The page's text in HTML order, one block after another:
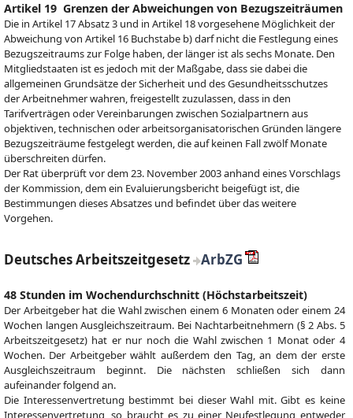
Artikel 19 Grenzen der Abweichungen von Bezugszeiträumen
Die in Artikel 17 Absatz 3 und in Artikel 18 vorgesehene Möglichkeit der
Abweichung von Artikel 16 Buchstabe b) darf nicht die Festlegung eines
Bezugszeitraums zur Folge haben, der länger ist als sechs Monate. Den
Mitgliedstaaten ist es jedoch mit der Maßgabe, dass sie dabei die
allgemeinen Grundsätze der Sicherheit und des Gesundheitsschutzes
der Arbeitnehmer wahren, freigestellt zuzulassen, dass in den
Tarifverträgen oder Vereinbarungen zwischen Sozialpartnern aus
objektiven, technischen oder arbeitsorganisatorischen Gründen längere
Bezugszeiträume festgelegt werden, die auf keinen Fall zwölf Monate
überschreiten dürfen.
Der Rat überprüft vor dem 23. November 2003 anhand eines Vorschlags
der Kommission, dem ein Evaluierungsbericht beigefügt ist, die
Bestimmungen dieses Absatzes und befindet über das weitere
Vorgehen.
Deutsches Arbeitszeitgesetz ArbZG
48 Stunden im Wochendurchschnitt (Höchstarbeitszeit)
Der Arbeitgeber hat die Wahl zwischen einem 6 Monaten oder einem 24
Wochen langen Ausgleichszeitraum. Bei Nachtarbeitnehmern (§ 2 Abs. 5
Arbeitszeitgesetz) hat er nur noch die Wahl zwischen 1 Monat oder 4
Wochen. Der Arbeitgeber wählt außerdem den Tag, an dem der erste
Ausgleichszeitraum beginnt. Die nächsten schließen sich dann
aufeinander folgend an.
Die Interessenvertretung bestimmt bei dieser Wahl mit. Gibt es keine
Interessenvertretung, so braucht es zu einer Neufestlegung entweder